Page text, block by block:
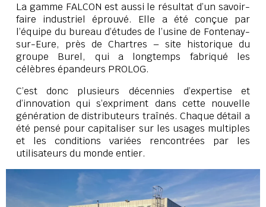
La gamme FALCON est aussi le résultat d’un savoir-
faire industriel éprouvé. Elle a été conçue par
l’équipe du bureau d’études de l’usine de Fontenay-
sur-Eure, près de Chartres – site historique du
groupe Burel, qui a longtemps fabriqué les
célèbres épandeurs PROLOG.
C’est donc plusieurs décennies d’expertise et
d’innovation qui s’expriment dans cette nouvelle
génération de distributeurs traînés. Chaque détail a
été pensé pour capitaliser sur les usages multiples
et les conditions variées rencontrées par les
utilisateurs du monde entier.